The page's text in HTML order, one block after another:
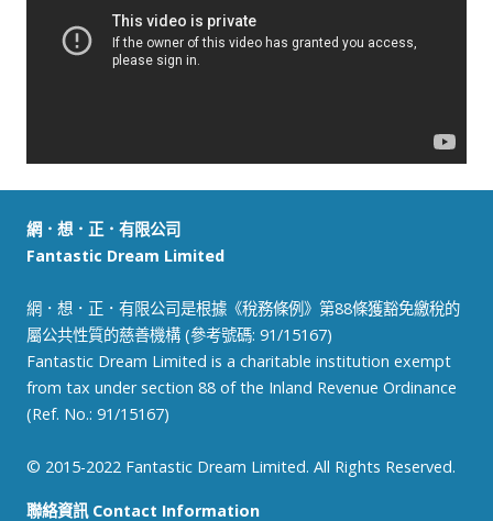
網．想．正．有限公司
Fantastic Dream Limited
網．想．正．有限公司是根據《稅務條例》第88條獲豁免繳稅的
屬公共性質的慈善機構 (參考號碼: 91/15167)
Fantastic Dream Limited is a charitable institution exempt
from tax under section 88 of the Inland Revenue Ordinance
(Ref. No.: 91/15167)
© 2015-2022 Fantastic Dream Limited. All Rights Reserved.
聯絡資訊 Contact Information